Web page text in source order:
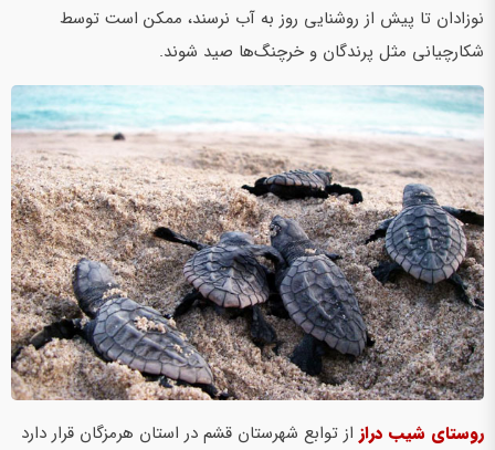
نوزادان تا پیش از روشنایی روز به آب نرسند، ممکن است توسط
شکارچیانی مثل پرندگان و خرچنگ‌ها صید شوند.
روستای شیب دراز از توابع شهرستان قشم در استان هرمزگان قرار دارد